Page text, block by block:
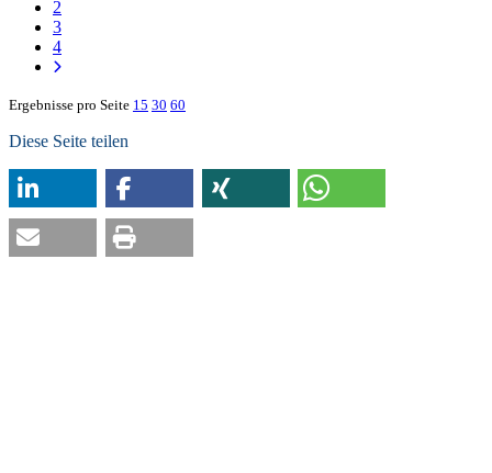
2
3
4
Ergebnisse pro Seite 15 30 60
Diese Seite teilen